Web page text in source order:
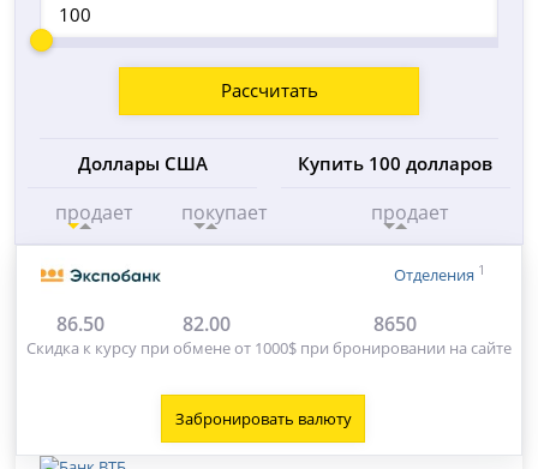
Рассчитать
Доллары США
продает покупает
Купить 100 долларов
продает
Отделения 1
86.50 82.00 8650
Скидка к курсу при обмене от 1000$ при бронировании на сайте
Забронировать валюту